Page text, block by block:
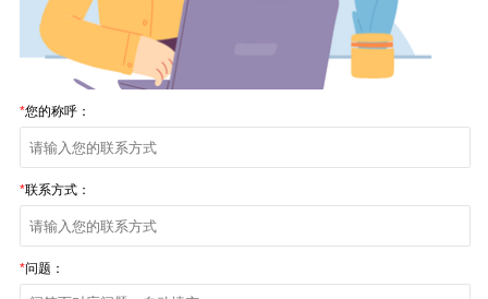
*您的称呼：
*联系方式：
*问题：